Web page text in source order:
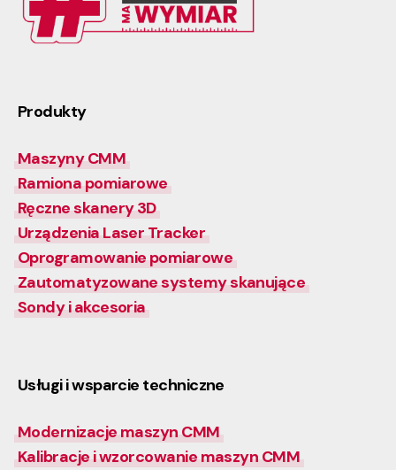
Produkty
Maszyny CMM
Ramiona pomiarowe
Ręczne skanery 3D
Urządzenia Laser Tracker
Oprogramowanie pomiarowe
Zautomatyzowane systemy skanujące
Sondy i akcesoria
Usługi i wsparcie techniczne
Modernizacje maszyn CMM
Kalibracje i wzorcowanie maszyn CMM